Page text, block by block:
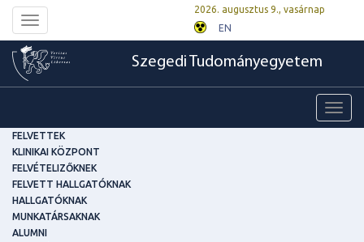
Toggle
navigation
2026. augusztus 9., vasárnap
EN
Szegedi Tudományegyetem
FELVETTEK
KLINIKAI KÖZPONT
FELVÉTELIZŐKNEK
FELVETT HALLGATÓKNAK
HALLGATÓKNAK
MUNKATÁRSAKNAK
ALUMNI